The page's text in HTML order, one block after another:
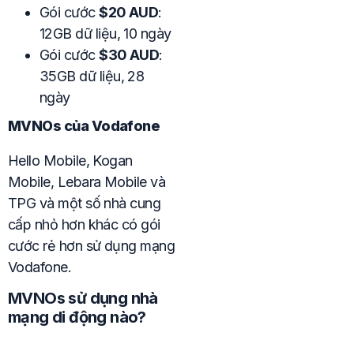
Gói cước$20 AUD:
12GB dữ liệu, 10 ngày
Gói cước$30 AUD:
35GB dữ liệu, 28
ngày
MVNOs của Vodafone
Hello Mobile, Kogan
Mobile, Lebara Mobile và
TPG và một số nhà cung
cấp nhỏ hơn khác có gói
cước rẻ hơn sử dụng mạng
Vodafone.
MVNOs sử dụng nhà
mạng di động nào?